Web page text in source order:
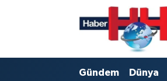
Gündem Dünya
Trafik Durumu